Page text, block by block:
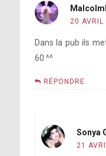
20
Dans la pub ils
60 ^^
RÉPONDRE
Sonya
21